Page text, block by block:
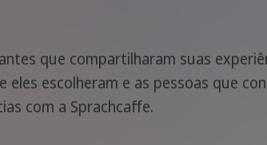
que compartilharam suas
escolheram e as pessoas que
com a Sprachcaffe.